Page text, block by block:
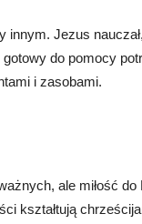
innym. Jezus
do pomocy
i zasobami.
ale miłość
kształtują